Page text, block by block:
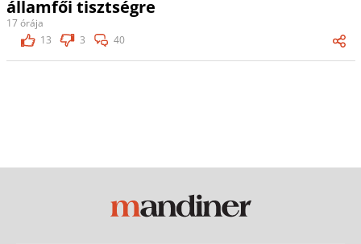
államfői tisztségre
17 órája
13
3 40